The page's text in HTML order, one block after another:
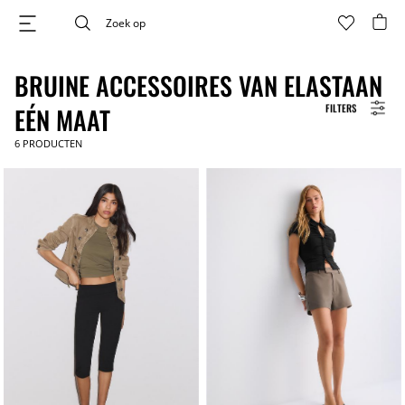
FILTERS
BRUINE ACCESSOIRES VAN ELASTAAN
EÉN MAAT
6 PRODUCTEN